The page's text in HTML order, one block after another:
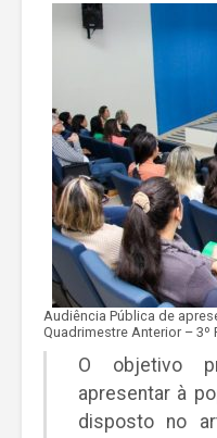
Audiência Pública de
Quadrimestre Anterior – 3º
O objetivo
apresentar à
disposto no